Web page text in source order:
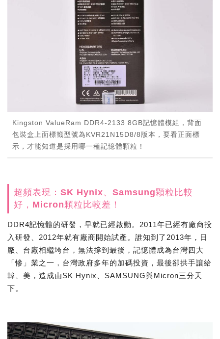
Kingston ValueRam DDR4-2133 8GB記憶體模組，背面
包裝盒上面標籤型號為KVR21N15D8/8版本，要看正面標
示，才能知道是採用哪一種記憶體顆粒！
超頻表現：SK Hynix、Samsung顆粒比較
好，Micron顆粒比較差！
DDR4記憶體的研發，早就已經啟動。2011年已經有廠商投
入研發、2012年就有廠商開始試產。誰知到了2013年，日
廠、台廠相繼垮台，無法撐到最後，記憶體成為台灣四大
「慘」業之一，台灣政府多年的加碼投資，最後卻拱手讓給
韓、美，造成由SK Hynix、SAMSUNG與Micron三分天
下。